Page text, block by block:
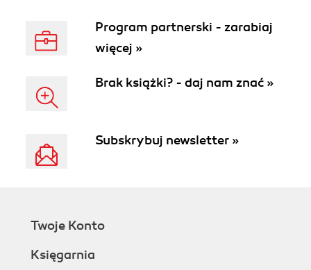
Program partnerski - zarabiaj
więcej »
Brak książki? - daj nam znać »
Subskrybuj newsletter »
Twoje Konto
Księgarnia